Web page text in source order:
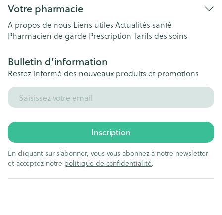
Votre pharmacie
A propos de nous Liens utiles Actualités santé
Pharmacien de garde Prescription Tarifs des soins
Bulletin d’information
Restez informé des nouveaux produits et promotions
Adresse mail
Inscription
En cliquant sur s'abonner, vous vous abonnez à notre newsletter
et acceptez notre politique de confidentialité.